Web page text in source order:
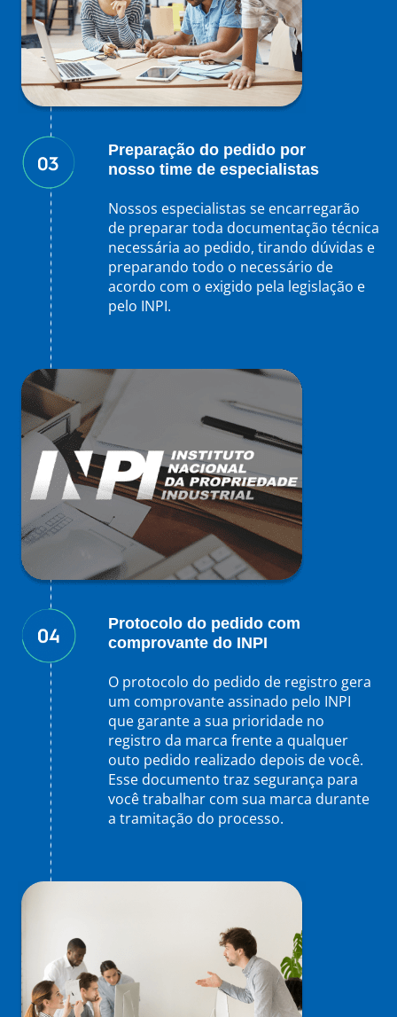
Preparação do pedido por
nosso time de especialistas
Nossos especialistas se encarregarão
de preparar toda documentação técnica
necessária ao pedido, tirando dúvidas e
preparando todo o necessário de
acordo com o exigido pela legislação e
pelo INPI.
Protocolo do pedido com
comprovante do INPI
O protocolo do pedido de registro gera
um comprovante assinado pelo INPI
que garante a sua prioridade no
registro da marca frente a qualquer
outo pedido realizado depois de você.
Esse documento traz segurança para
você trabalhar com sua marca durante
a tramitação do processo.